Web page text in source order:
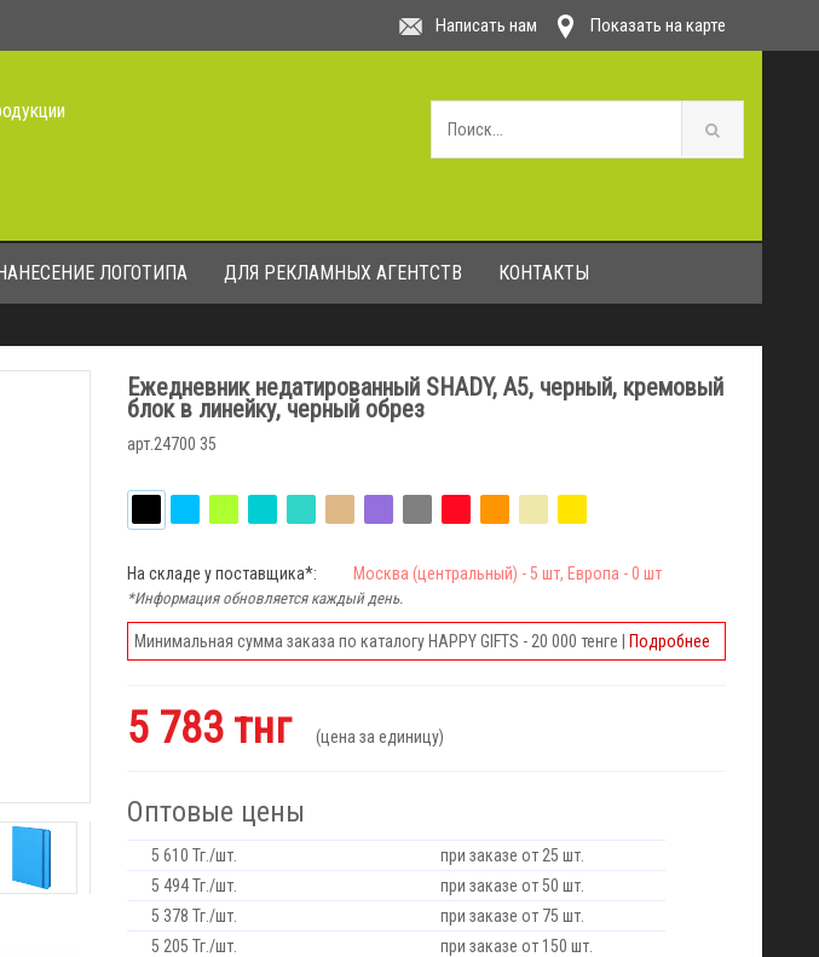
Написать нам Показать на карте
ЛОГОТИПА ДЛЯ РЕКЛАМНЫХ АГЕНТСТВ КОНТАКТЫ
Ежедневник недатированный SHADY, А5, черный, кремовый
блок в линейку, черный обрез
арт.24700 35
На складе у поставщика*: Москва (центральный) - 5 шт, Европа - 0 шт
*Информация обновляется каждый день.
Минимальная сумма заказа по каталогу HAPPY GIFTS - 20 000 тенге | Подробнее
5 783 тнг (цена за единицу)
Оптовые цены
5 610 Тг./шт.
при заказе от 25 шт.
5 494 Тг./шт.
при заказе от 50 шт.
5 378 Тг./шт.
при заказе от 75 шт.
5 205 Тг./шт.
при заказе от 150 шт.